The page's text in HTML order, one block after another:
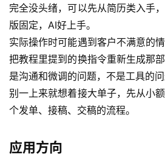
首
页
网
创
完全没头绪，可以先从简历类入手
版固定，AI好上手。
实际操作时可能遇到客户不满意的
把教程里提到的换指令重新生成那
是沟通和微调的问题，不是工具的问
别一上来就想着接大单子，先从小
个发单、接稿、交稿的流程。
应用方向